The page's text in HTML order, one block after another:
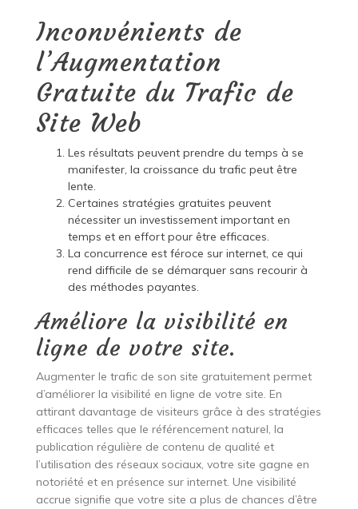
Inconvénients de
l’Augmentation
Gratuite du Trafic de
Site Web
Les résultats peuvent prendre du temps à se
manifester, la croissance du trafic peut être
lente.
Certaines stratégies gratuites peuvent
nécessiter un investissement important en
temps et en effort pour être efficaces.
La concurrence est féroce sur internet, ce qui
rend difficile de se démarquer sans recourir à
des méthodes payantes.
Améliore la visibilité en
ligne de votre site.
Augmenter le trafic de son site gratuitement permet
d’améliorer la visibilité en ligne de votre site. En
attirant davantage de visiteurs grâce à des stratégies
efficaces telles que le référencement naturel, la
publication régulière de contenu de qualité et
l’utilisation des réseaux sociaux, votre site gagne en
notoriété et en présence sur internet. Une visibilité
accrue signifie que votre site a plus de chances d’être